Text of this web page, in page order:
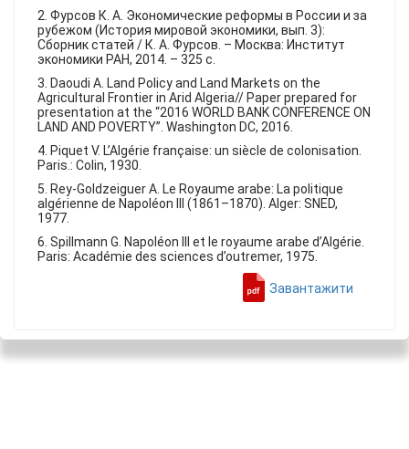
2. Фурсов К. А. Экономические реформы в России и за
рубежом (История мировой экономики, вып. 3):
Сборник статей / К. А. Фурсов. – Москва: Институт
экономики РАН, 2014. – 325 с.
3. Daoudi A. Land Policy and Land Markets on the
Agricultural Frontier in Arid Algeria// Paper prepared for
presentation at the “2016 WORLD BANK CONFERENCE ON
LAND AND POVERTY”. Washington DC, 2016.
4. Piquet V. L’Algérie française: un siècle de colonisation.
Paris.: Colin, 1930.
5. Rey-Goldzeiguer A. Le Royaume arabe: La politique
algérienne de Napoléon III (1861–1870). Alger: SNED,
1977.
6. Spillmann G. Napoléon III et le royaume arabe d’Algérie.
Paris: Académie des sciences d’outremer, 1975.
Завантажити